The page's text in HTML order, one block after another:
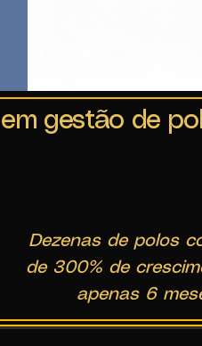
gestão de
Dezenas de polos
de 300% de
apenas 6